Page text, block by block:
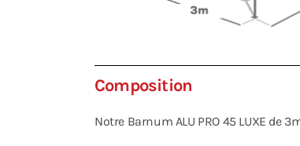
Composition
Notre Barnum ALU PRO 45 LUXE de